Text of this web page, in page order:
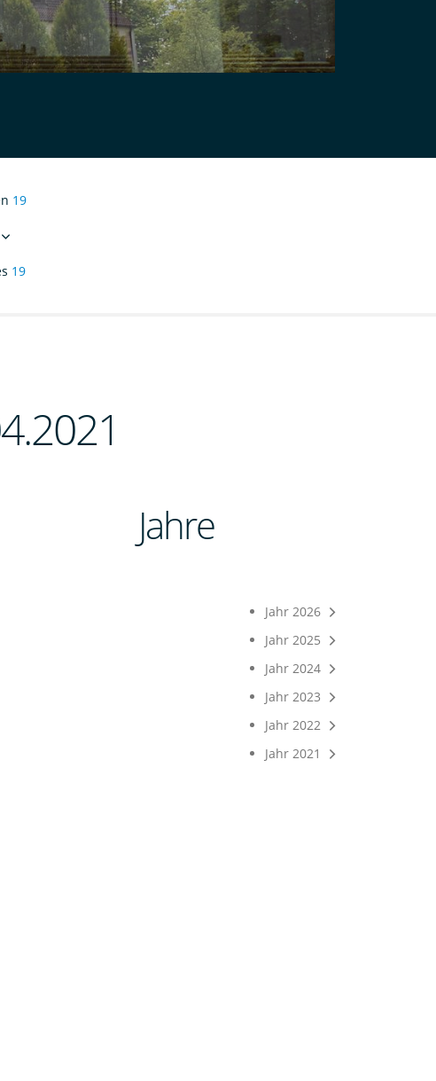
19
19
Jahre
Jahr 2026
Jahr 2025
Jahr 2024
Jahr 2023
Jahr 2022
Jahr 2021